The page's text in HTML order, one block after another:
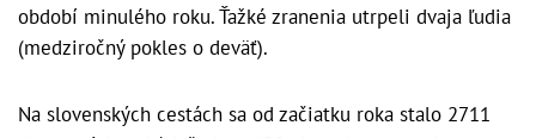
období minulého roku. Ťažké zranenia utrpeli dvaja ľudia
(medziročný pokles o deväť).
Na slovenských cestách sa od začiatku roka stalo 2711